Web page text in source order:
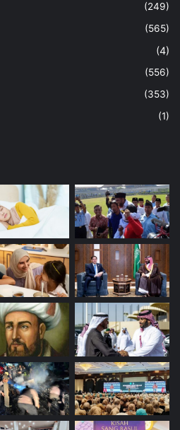
(249)
(565)
(4)
(556)
(353)
(1)